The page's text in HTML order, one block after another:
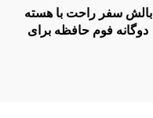
بالش سفر راحت با هسته
دوگانه فوم حافظه برای